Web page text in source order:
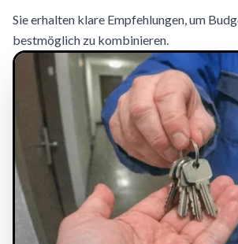
Sie erhalten klare Empfehlungen, um
bestmöglich zu kombinieren.